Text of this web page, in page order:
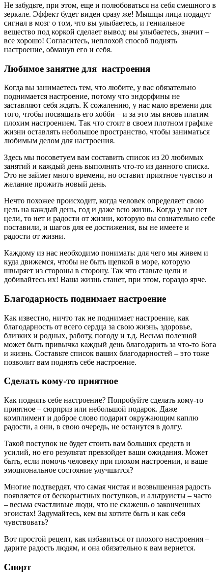
Не забудьте, при этом, еще и полюбоваться на себя смешного в
зеркале. Эффект будет виден сразу же! Мышцы лица подадут
сигнал в мозг о том, что вы улыбаетесь, и гениальное
вещество под коркой сделает вывод: вы улыбаетесь, значит –
все хорошо! Согласитесь, неплохой способ поднять
настроение, обманув его и себя.
Любимое занятие для настроения
Когда вы занимаетесь тем, что любите, у вас обязательно
поднимается настроение, потому что эндорфины не
заставляют себя ждать. К сожалению, у нас мало времени для
того, чтобы посвящать его хобби – и за это мы вновь платим
плохим настроением. Так что стоит в своем плотном графике
жизни оставлять небольшое пространство, чтобы заниматься
любимым делом для настроения.
Здесь мы посоветуем вам составить список из 20 любимых
занятий и каждый день выполнять что-то из данного списка.
Это не займет много времени, но оставит приятное чувство и
желание прожить новый день.
Нечто похожее происходит, когда человек определяет свою
цель на каждый день, год и даже всю жизнь. Когда у вас нет
цели, то нет и радости от жизни, которую вы сознательно себе
поставили, и шагов для ее достижения, вы не имеете и
радости от жизни.
Каждому из нас необходимо понимать: для чего мы живем и
куда движемся, чтобы не быть щепкой в море, которую
швыряет из стороны в сторону. Так что ставьте цели и
добивайтесь их! Ваша жизнь станет, при этом, гораздо ярче.
Благодарность поднимает настроение
Как известно, ничто так не поднимает настроение, как
благодарность от всего сердца за свою жизнь, здоровье,
близких и родных, работу, погоду и т.д. Весьма полезной
может быть привычка каждый день благодарить за что-то Бога
и жизнь. Составьте список ваших благодарностей – это тоже
позволит вам поднять себе настроение.
Сделать кому-то приятное
Как поднять себе настроение? Попробуйте сделать кому-то
приятное – сюрприз или небольшой подарок. Даже
комплимент и доброе слово подарит окружающим каплю
радости, а они, в свою очередь, не останутся в долгу.
Такой поступок не будет стоить вам больших средств и
усилий, но его результат превзойдет ваши ожидания. Может
быть, если помочь человеку при плохом настроении, и ваше
эмоциональное состояние улучшится?
Многие подтвердят, что самая чистая и возвышенная радость
появляется от бескорыстных поступков, и альтруисты – часто
– весьма счастливые люди, что не скажешь о законченных
эгоистах! Задумайтесь, кем вы хотите быть и как себя
чувствовать?
Вот простой рецепт, как избавиться от плохого настроения –
дарите радость людям, и она обязательно к вам вернется.
Спорт